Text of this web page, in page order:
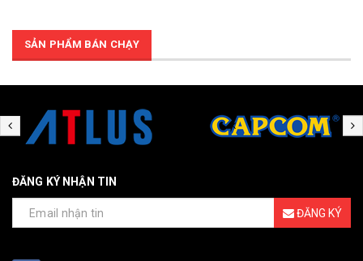
SẢN PHẨM BÁN CHẠY
ĐĂNG KÝ NHẬN TIN
ĐĂNG KÝ